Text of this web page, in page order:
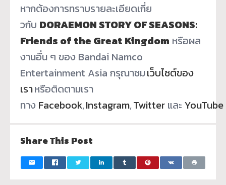
หากต้องการทราบรายละเอียดเกี่ย
วกับ DORAEMON STORY OF SEASONS:
Friends of the Great Kingdom หรือผล
งานอื่น ๆ ของ Bandai Namco
Entertainment Asia กรุณาชมเว็บไซต์ของ
เราหรือติดตามเรา
ทาง Facebook,Instagram,Twitter และ YouTube
Share This Post